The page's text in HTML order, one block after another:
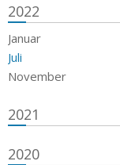
2022
Januar
Juli
November
2021
2020